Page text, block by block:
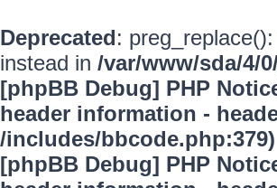
Deprecated:
instead in /var/www/sda/4/
[phpBB Debug] PHP
header information -
/includes/bbcode.php:379)
[phpBB Debug] PHP